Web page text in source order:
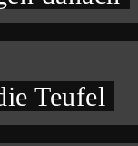
Teufel